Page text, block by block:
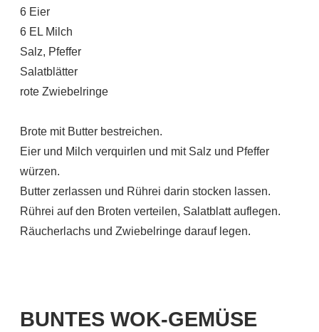
6 Eier
6 EL Milch
Salz, Pfeffer
Salatblätter
rote Zwiebelringe
Brote mit Butter bestreichen.
Eier und Milch verquirlen und mit Salz und Pfeffer
würzen.
Butter zerlassen und Rührei darin stocken lassen.
Rührei auf den Broten verteilen, Salatblatt auflegen.
Räucherlachs und Zwiebelringe darauf legen.
BUNTES WOK-GEMÜSE